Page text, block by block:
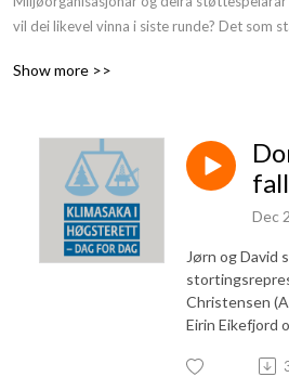
vil dei likevel vinna i siste runde? Det som
klima og miljø etter Grunnlova. I denne
omsynet til dagens velferd skal vega mot
generasjonar, og i kor stor grad Grunnlova
grenser for politikken.
Filosof David Vogt og jurist Jørn Øyrehagen
følgja klimasaka. Kvar dag (unnateke
podkastepisode om korleis saka utviklar
med gjester om dei store spørsmåla
Show more >>
Dec
Jørn og David
Christensen
Eirin Eikefjord